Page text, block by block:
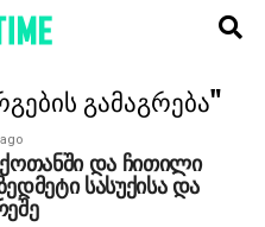
გამაგრება"
და ჩითილი
სასუქისა და